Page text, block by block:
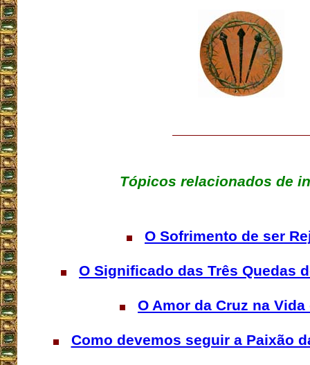
Tópicos relacionados de
O Sofrimento de ser
O Significado das Três Quedas
O Amor da Cruz na Vida
Como devemos seguir a Paixão